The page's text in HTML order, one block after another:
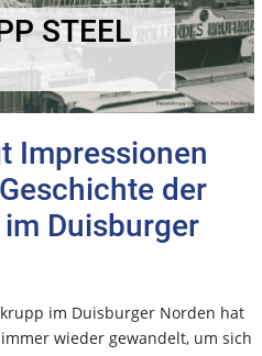
STEEL
Impressionen
der
Duisburger
im Duisburger Norden hat
wieder gewandelt, um sich